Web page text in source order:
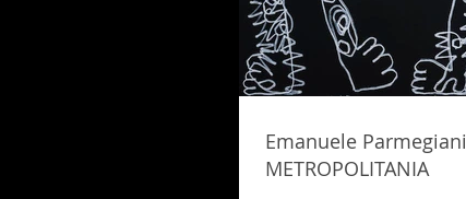
Emanuele Parmegiani
METROPOLITANIA